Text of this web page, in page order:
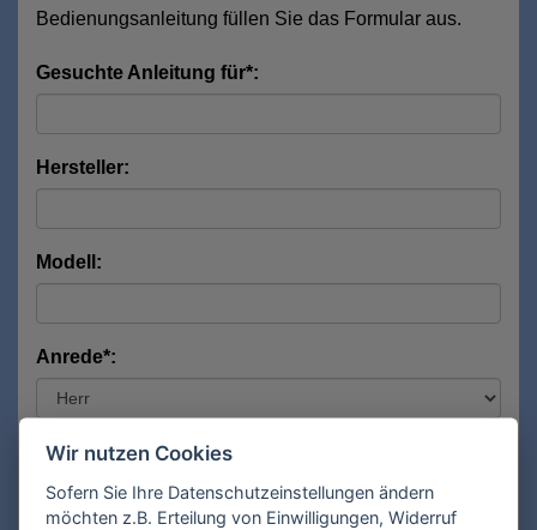
Bedienungsanleitung füllen Sie das Formular aus.
Gesuchte Anleitung für*:
Hersteller:
Modell:
Anrede*:
Vorname*:
Wir nutzen Cookies
Sofern Sie Ihre Datenschutzeinstellungen ändern
möchten z.B. Erteilung von Einwilligungen, Widerruf